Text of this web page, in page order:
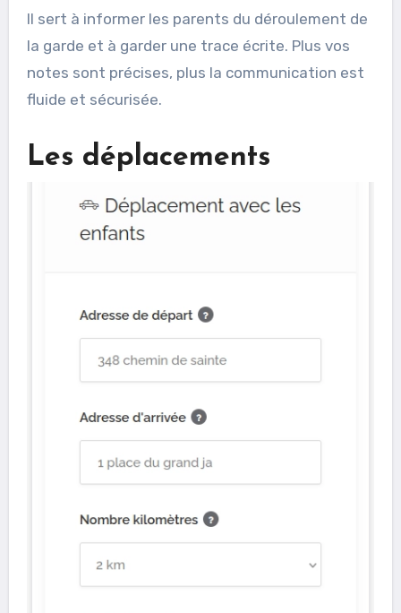
Il sert à informer les parents du déroulement de
la garde et à garder une trace écrite. Plus vos
notes sont précises, plus la communication est
fluide et sécurisée.
Les déplacements